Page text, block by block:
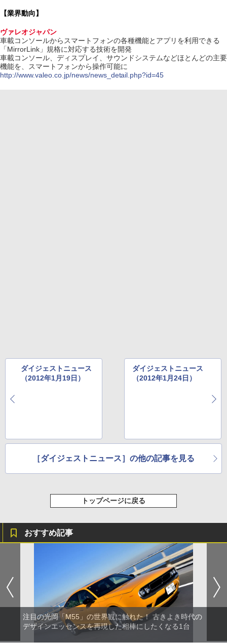
【業界動向】
ヴァレオジャパン
車載コンソールからスマートフォンの各種機能とアプリを利用できる
「MirrorLink」規格に対応する技術を開発
車載コンソール、ディスプレイ、サウンドシステムなどほとんどの主要
機能を、スマートフォンから操作可能に
http://www.valeo.co.jp/news/news_detail.php?id=45
ダイジェストニュース
（2012年1月19日）
ダイジェストニュース
（2012年1月24日）
［ダイジェストニュース］の他の記事を見る
トップページに戻る
おすすめ記事
注目の光岡「M55」の世界観に触れた！ 古きよき時代の
デザインエッセンスを再現した相棒にしたくなる1台